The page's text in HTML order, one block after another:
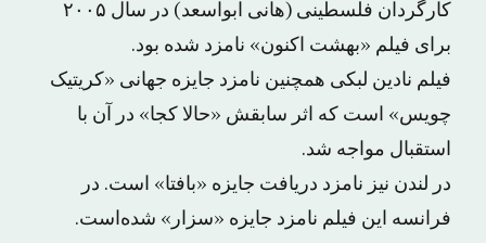
کارگردان فلسطینی (هانی ابواسعد) در سال ۲۰۰۵
برای فیلم «بهشت اکنون» نامزد شده بود.
فیلم نادین لبکی همچنین نامزد جایزه جهانی «کریتیک
چویس» است که اثر سابقش «حالا کجا» در آن با
استقبال مواجه شد.
در لندن نیز نامزد دریافت جایزه «بافتا» است. در
فرانسه این فیلم نامزد جایزه «سزار» شده‌است.